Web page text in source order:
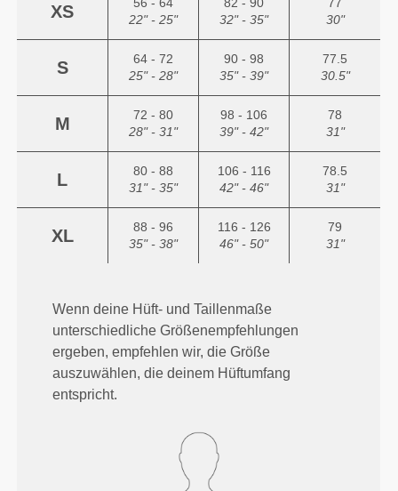
XS
22" - 25"
32" - 35"
30"
S
64 - 72
25" - 28"
90 - 98
35" - 39"
77.5
30.5"
M
72 - 80
28" - 31"
98 - 106
39" - 42"
78
31"
L
80 - 88
31" - 35"
106 - 116
42" - 46"
78.5
31"
XL
88 - 96
35" - 38"
116 - 126
46" - 50"
79
31"
Wenn deine Hüft- und Taillenmaße
unterschiedliche Größenempfehlungen
ergeben, empfehlen wir, die Größe
auszuwählen, die deinem Hüftumfang
entspricht.